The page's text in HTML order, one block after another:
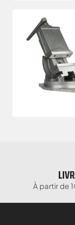
À partir de